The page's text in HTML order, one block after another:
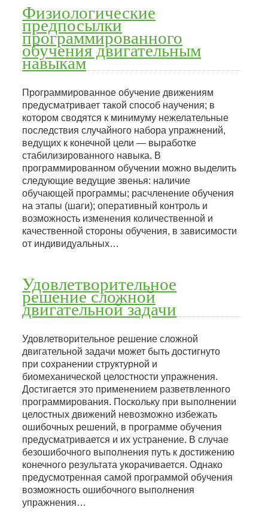
Физиологические
предпосылки
программированного
обучения двигательным
навыкам
Программированное обучение движениям
предусматривает такой способ научения; в
котором сводятся к минимуму нежелательные
последствия случайного набора упражнений,
ведущих к конечной цели — выработке
стабилизированного навыка. В
программированном обучении можно выделить
следующие ведущие звенья: наличие
обучающей программы; расчленение обучения
на этапы (шаги); оперативный контроль и
возможность изменения количественной и
качественной стороны обучения, в зависимости
от индивидуальных…
Удовлетворительное
решение сложной
двигательной задачи
Удовлетворительное решение сложной
двигательной задачи может быть достигнуто
при сохранении структурной и
биомеханической целостности упражнения.
Достигается это применением разветвленного
программирования. Поскольку при выполнении
целостных движений невозможно избежать
ошибочных решений, в программе обучения
предусматривается и их устранение. В случае
безошибочного выполнения путь к достижению
конечного результата укорачивается. Однако
предусмотренная самой программой обучения
возможность ошибочного выполнения
упражнения…